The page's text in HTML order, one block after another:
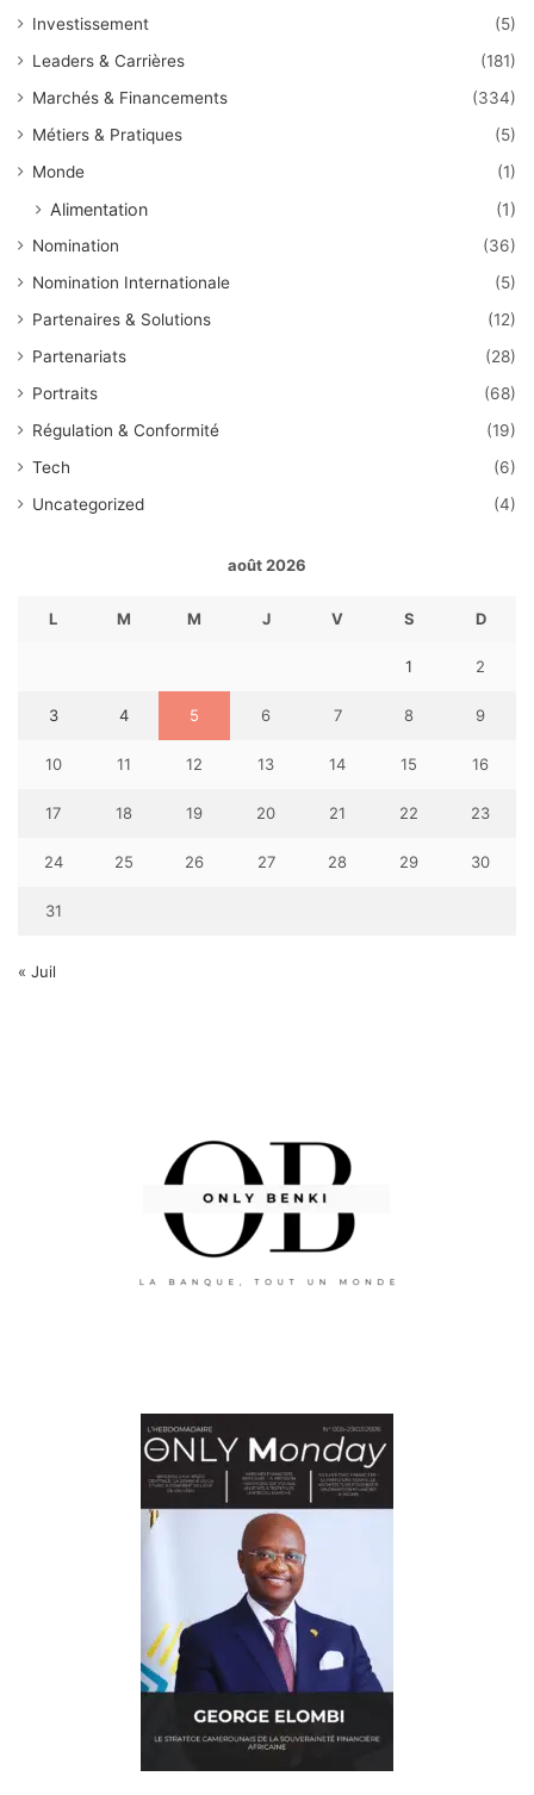
Investissement
(5)
Leaders & Carrières
(181)
Marchés & Financements
(334)
Métiers & Pratiques
(5)
Monde
(1)
Alimentation (1)
Nomination
(36)
Nomination Internationale
(5)
Partenaires & Solutions
(12)
Partenariats
(28)
Portraits
(68)
Régulation & Conformité
(19)
Tech
(6)
Uncategorized
(4)
août 2026
L M M J V S D
1 2
3 4 5 6 7 8 9
10 11 12 13 14 15 16
17 18 19 20 21 22 23
24 25 26 27 28 29 30
31
« Juil